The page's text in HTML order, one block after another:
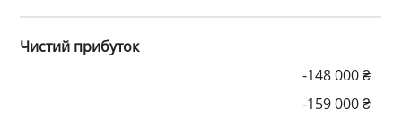
Чистий прибуток
-148 000 ₴
-159 000 ₴